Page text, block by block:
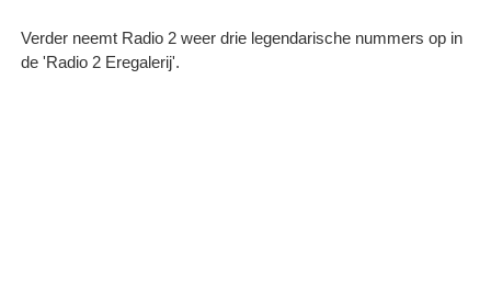
Verder neemt Radio 2 weer drie legendarische nummers op in
de 'Radio 2 Eregalerij'.